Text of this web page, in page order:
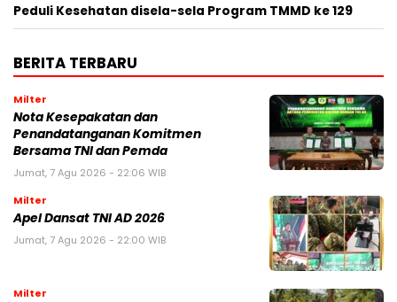
Peduli Kesehatan disela-sela Program TMMD ke 129
BERITA TERBARU
Milter
Nota Kesepakatan dan
Penandatanganan Komitmen
Bersama TNI dan Pemda
Jumat, 7 Agu 2026 - 22:06 WIB
Milter
Apel Dansat TNI AD 2026
Jumat, 7 Agu 2026 - 22:00 WIB
Milter